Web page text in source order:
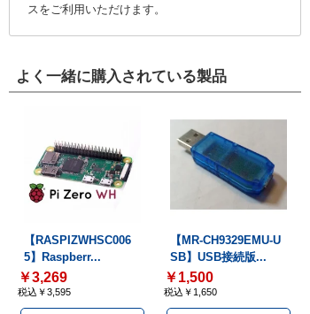
スをご利用いただけます。
よく一緒に購入されている製品
【RASPIZWHSC006
5】Raspberr...
￥3,269
税込￥3,595
【MR-CH9329EMU-U
SB】USB接続版...
￥1,500
税込￥1,650